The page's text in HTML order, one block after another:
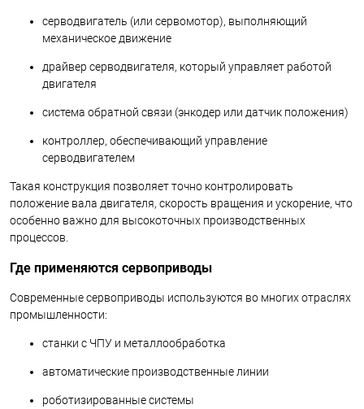
серводвигатель (или сервомотор), выполняющий
механическое движение
драйвер серводвигателя, который управляет работой
двигателя
система обратной связи (энкодер или датчик положения)
контроллер, обеспечивающий управление
серводвигателем
Такая конструкция позволяет точно контролировать
положение вала двигателя, скорость вращения и ускорение, что
особенно важно для высокоточных производственных
процессов.
Где применяются сервоприводы
Современные сервоприводы используются во многих отраслях
промышленности:
станки с ЧПУ и металлообработка
автоматические производственные линии
роботизированные системы